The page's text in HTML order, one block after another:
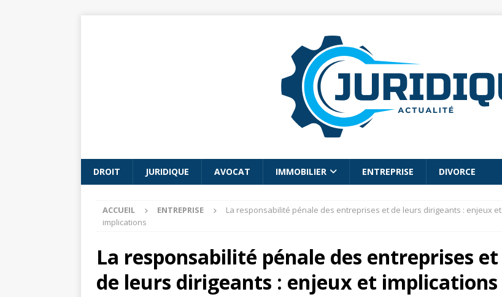
DROIT JURIDIQUE AVOCAT IMMOBILIER ENTREPRISE DIVORCE
ACCUEIL ENTREPRISE
La responsabilité pénale des entreprises et de leurs dirigeants : enjeux et
implications
La responsabilité pénale des entreprises et
de leurs dirigeants : enjeux et implications